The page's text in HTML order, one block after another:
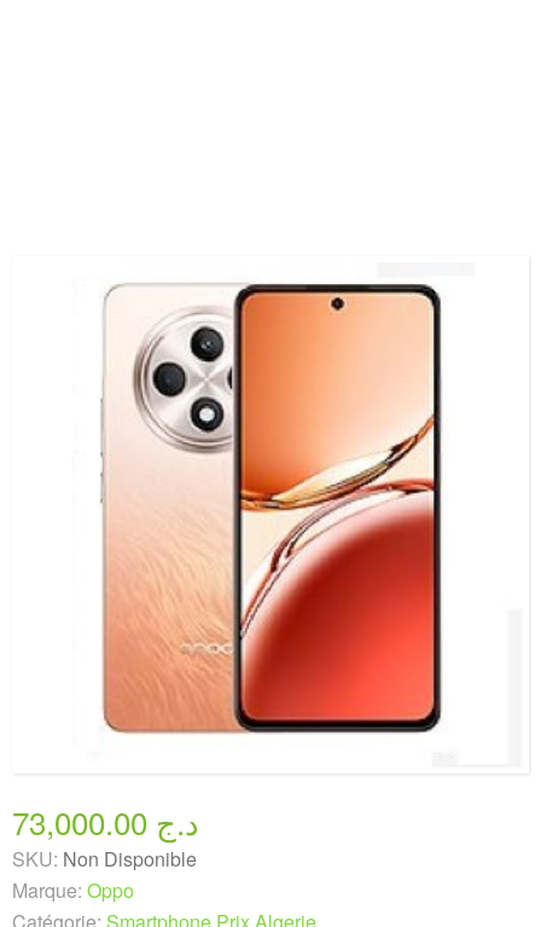
73,000.00 د.ج
SKU: Non Disponible
Marque: Oppo